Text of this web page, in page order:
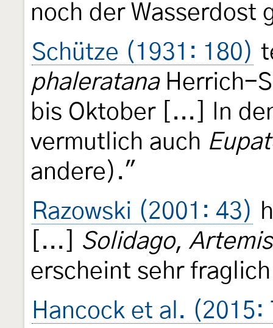
noch der Wasserdost
Schütze (1931: 180)
phaleratanaHerrich-
bis Oktober [...] In
vermutlich auch
andere)."
Razowski (2001: 43)
[...] Solidago,
erscheint sehr
Hancock et al. (2015: